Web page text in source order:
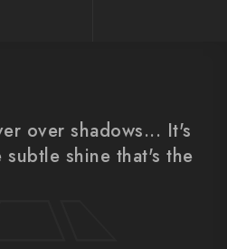
over shadows... It's
shine that's the